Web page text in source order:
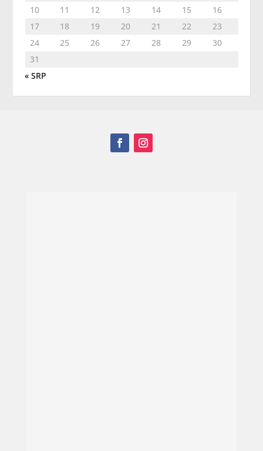
10
11 12 13 14 15
16
17
18 19 20 21 22
23
24
25 26 27 28 29
30
31
« SRP